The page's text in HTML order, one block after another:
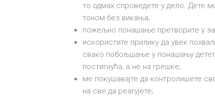
то одмах спроведете у дело. Дете
тоном без викања;
пожељно понашање претворите у
искористите прилику да увек
свако побољшање у понашању
постигнућа, а не на грешке;
ме покушавајте да контролишете
на све да реагујете;